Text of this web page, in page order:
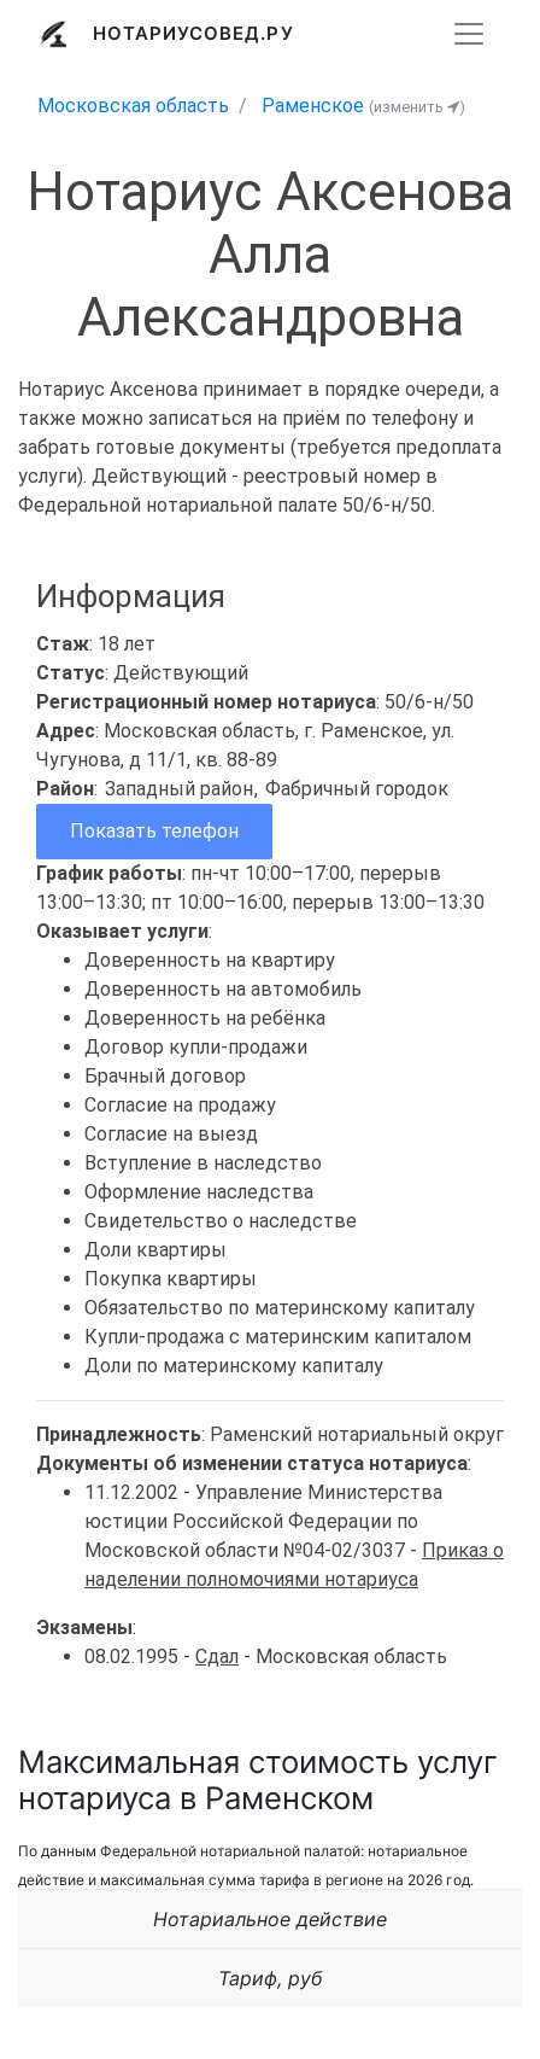
НОТАРИУСОВЕД.РУ
Московская область Раменское (изменить )
Нотариус Аксенова
Алла
Александровна
Нотариус Аксенова принимает в порядке очереди, а
также можно записаться на приём по телефону и
забрать готовые документы (требуется предоплата
услуги). Действующий - реестровый номер в
Федеральной нотариальной палате 50/6-н/50.
Информация
Стаж: 18 лет
Статус: Действующий
Регистрационный номер нотариуса: 50/6-н/50
Адрес: Московская область, г. Раменское, ул.
Чугунова, д 11/1, кв. 88-89
Район: Западный район, Фабричный городок
Показать телефон
График работы: пн-чт 10:00–17:00, перерыв
13:00–13:30; пт 10:00–16:00, перерыв 13:00–13:30
Оказывает услуги:
Доверенность на квартиру
Доверенность на автомобиль
Доверенность на ребёнка
Договор купли-продажи
Брачный договор
Согласие на продажу
Согласие на выезд
Вступление в наследство
Оформление наследства
Свидетельство о наследстве
Доли квартиры
Покупка квартиры
Обязательство по материнскому капиталу
Купли-продажа с материнским капиталом
Доли по материнскому капиталу
Принадлежность: Раменский нотариальный округ
Документы об изменении статуса нотариуса:
11.12.2002 - Управление Министерства
юстиции Российской Федерации по
Московской области №04-02/3037 - Приказ о
наделении полномочиями нотариуса
Экзамены:
08.02.1995 - Сдал - Московская область
Максимальная стоимость услуг
нотариуса в Раменском
По данным Федеральной нотариальной палатой: нотариальное
действие и максимальная сумма тарифа в регионе на 2026 год.
Нотариальное действие
Тариф, руб